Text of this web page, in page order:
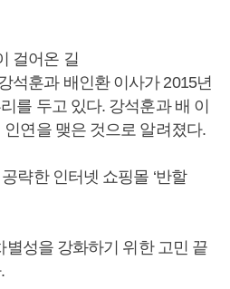
걸어온 길
석훈과 배인환 이사가 2015년
를 두고 있다. 강석훈과 배 이
연을 맺은 것으로 알려졌다.
략한 인터넷 쇼핑몰 ‘반할
별성을 강화하기 위한 고민 끝